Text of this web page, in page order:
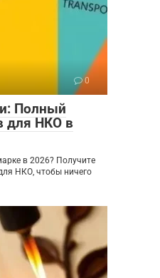
0
Полный
для НКО в
в 2026? Получите
НКО, чтобы ничего